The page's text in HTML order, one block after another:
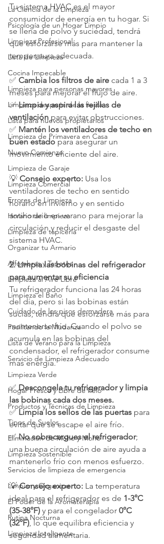
La Ciencia de la Limpieza
Psicología de un Hogar Limpio
Limpieza Profesional
Lista de Limpieza
Cocina Impecable
Limpieza para personas mayores
Limpieza después de la fiesta
Lista para nuevos propietarios
Limpieza de Primavera en Casa
Nuevo Comienzo
Limpieza de Garaje
Limpieza Comercial
Errores de Limpieza
Horario de limpieza
Limpieza de tapicería
Organizar tu Armario
Alfombras y Tapetes
Limpieza al Aire Libre
Limpieza el Baño
Cuidado de los pisos de madera
Facilitando la Mudanza
Lista de Verano para la Limpieza
Servicio de Limpieza Adecuado
Limpieza Verde
Hogar Fresco y Libre de Pelo
Productos y Técnicas de Limpieza
Tipos de Suelos
Eliminación de Moho y Moho
Limpieza Sostenible
Servicios de limpieza de emergencia
Limpiar y Organizar
El Poder de la Aromaterapia
Rutina Nocturna
Limpieza Inteligente
Tu sistema HVAC es el mayor
consumidor de energía en tu hogar. Si
se llena de polvo y suciedad, tendrá
que esforzarse más para mantener la
temperatura adecuada.
✅ Cambia los filtros de aire cada 1 a 3
meses para mejorar el flujo de aire.
✅ Limpia y aspira las rejillas de
ventilación para evitar obstrucciones.
✅ Mantén los ventiladores de techo en
buen estado para asegurar un
movimiento eficiente del aire.
💡 Consejo experto: Usa los
ventiladores de techo en sentido
horario en invierno y en sentido
antihorario en verano para mejorar la
circulación y reducir el desgaste del
sistema HVAC.
2. Limpia las bobinas del refrigerador
para aumentar su eficiencia
Tu refrigerador funciona las 24 horas
del día, pero si las bobinas están
sucias, tendrá que esforzarse más para
mantenerse frío. Cuando el polvo se
acumula en las bobinas del
condensador, el refrigerador consume
más energía.
✅ Descongela tu refrigerador y limpia
las bobinas cada dos meses.
✅ Limpia los sellos de las puertas para
evitar que se escape el aire frío.
✅ No sobrecargues el refrigerador;
una buena circulación de aire ayuda a
mantenerlo frío con menos esfuerzo.
💡 Consejo experto: La temperatura
ideal para el refrigerador es de 1-3°C
(35-38°F) y para el congelador 0°C
(32°F), lo que equilibra eficiencia y
seguridad alimentaria.